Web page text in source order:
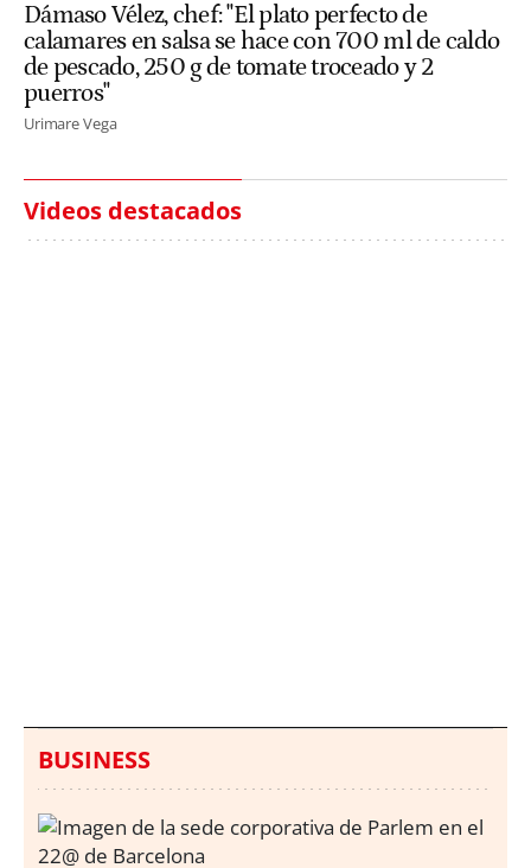
Dámaso Vélez, chef: "El plato perfecto de
calamares en salsa se hace con 700 ml de caldo
de pescado, 250 g de tomate troceado y 2
puerros"
Urimare Vega
Videos destacados
BUSINESS